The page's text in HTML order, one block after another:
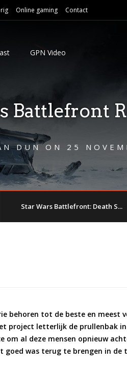
Online gaming Contact
GPN Video
Battlefront
DUNON 25
Star Wars Battlefront: Death S...
behoren tot de beste en meest
project letterlijk de prullenbak
om al deze mensen opnieuw
was terug te brengen in de